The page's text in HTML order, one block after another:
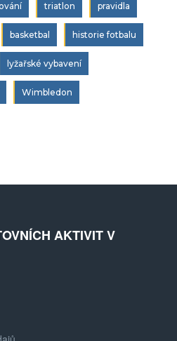
triatlon pravidla
basketbal historie fotbalu
lyžařské vybavení
Wimbledon
AKTIVIT V